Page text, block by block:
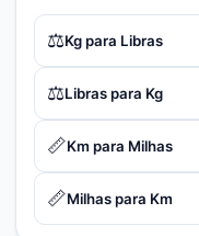
⚖️Kg para Libras
⚖️Libras para Kg
📏Km para Milhas
📏Milhas para Km